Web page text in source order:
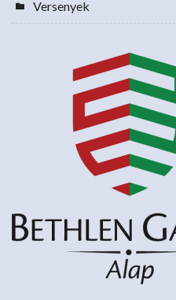
Versenyek